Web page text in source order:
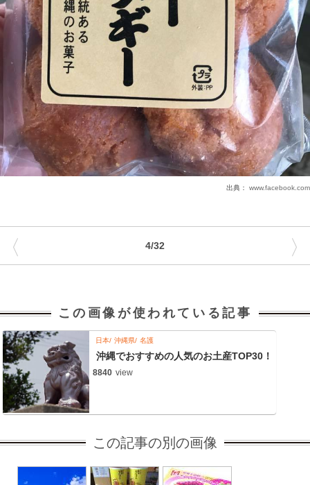
出典： www.facebook.com
4/32
〈 〉
この画像が使われている記事
日本 沖縄県 名護
沖縄でおすすめの人気のお土産TOP30！
8840 view
この記事の別の画像